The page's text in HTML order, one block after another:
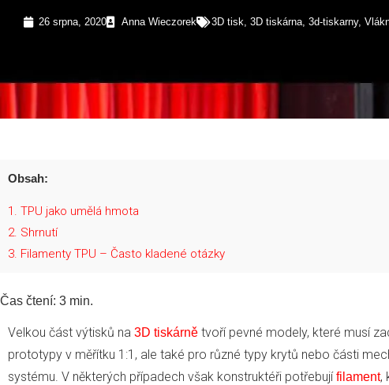
26 srpna, 2020 Anna Wieczorek 3D tisk, 3D tiskárna, 3d-tiskarny,
Obsah:
1
TPU jako umělá hmota
2 Shrnutí
3 Filamenty TPU – Často kladené otázky
Čas čtení: 3 min.
Velkou část výtisků na 3D tiskárně tvoří pevné modely, které musí
prototypy v měřítku 1:1, ale také pro různé typy krytů nebo části
systému. V některých případech však konstruktéři potřebujífilament,